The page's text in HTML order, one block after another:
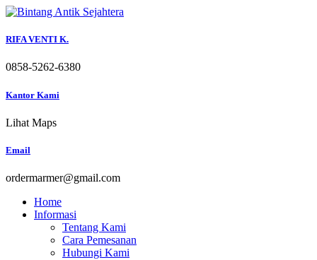
Skip
content
RIFA VENTI K.
0858-5262-6380
Kantor Kami
Lihat Maps
Email
ordermarmer@gmail.com
Home
Informasi
Tentang Kami
Cara Pemesanan
Hubungi Kami